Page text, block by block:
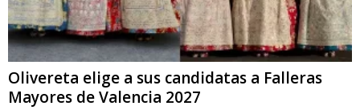
Olivereta elige a sus candidatas a Falleras
Mayores de Valencia 2027